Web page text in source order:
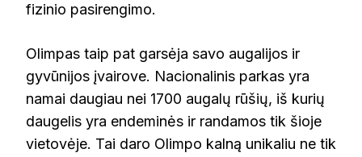
fizinio pasirengimo.
Olimpas taip pat garsėja savo augalijos ir
gyvūnijos įvairove. Nacionalinis parkas yra
namai daugiau nei 1700 augalų rūšių, iš kurių
daugelis yra endeminės ir randamos tik šioje
vietovėje. Tai daro Olimpo kalną unikaliu ne tik